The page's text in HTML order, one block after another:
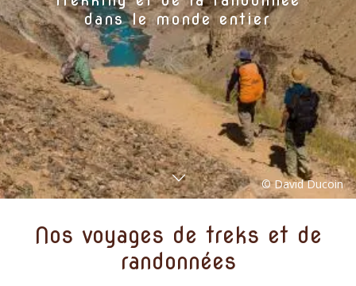
dans le monde entier
Nos voyages de treks et de
randonnées